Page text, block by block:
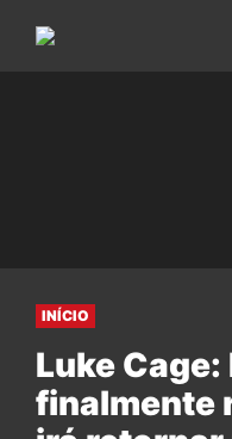
INÍCIO
Luke
finalmente